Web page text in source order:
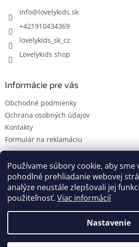
Používame súbory cookie, aby sme
pohodlné prehliadanie webovej
analýze neustále zlepšovali jej
použiteľnosť. Viac informácií
Nastavenie
info@lovelykids.sk
+421910434369
lovelykids_sk_cz
Lovelykids shop
Informácie pre vás
Obchodné podmienky
Ochrana osobných údajov
Kontakty
Formulár na reklamáciu
Kontakty Novinky
Vytvoril Shoptet